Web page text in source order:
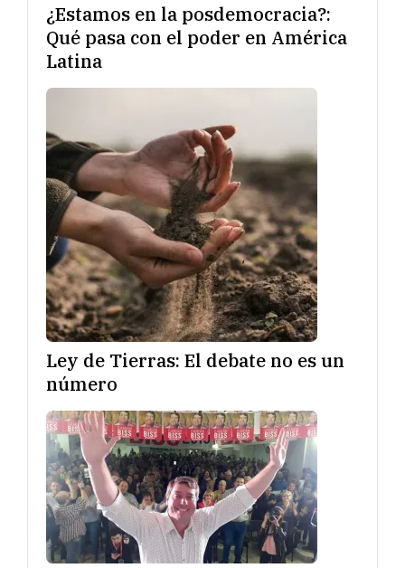
¿Estamos en la posdemocracia?:
Qué pasa con el poder en América
Latina
Ley de Tierras: El debate no es un
número